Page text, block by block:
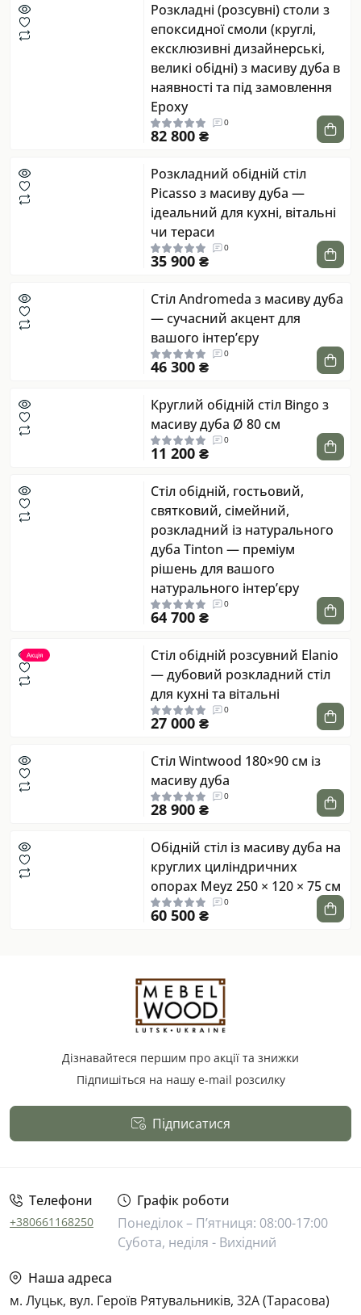
Розкладні (розсувні) столи з
епоксидної смоли (круглі,
ексклюзивні дизайнерські,
великі обідні) з масиву дуба в
наявності та під замовлення
Epoxy
0
82 800 ₴
Розкладний обідній стіл
Picasso з масиву дуба —
ідеальний для кухні, вітальні
чи тераси
0
35 900 ₴
Стіл Andromeda з масиву дуба
— сучасний акцент для
вашого інтер’єру
0
46 300 ₴
Круглий обідній стіл Bingo з
масиву дуба Ø 80 см
0
11 200 ₴
Стіл обідній, гостьовий,
святковий, сімейний,
розкладний із натурального
дуба Tinton — преміум
рішень для вашого
натурального інтер’єру
0
64 700 ₴
Акція
Стіл обідній розсувний Elanio
— дубовий розкладний стіл
для кухні та вітальні
0
27 000 ₴
Стіл Wintwood 180×90 см із
масиву дуба
0
28 900 ₴
Обідній стіл із масиву дуба на
круглих циліндричних
опорах Meyz 250 × 120 × 75 см
0
60 500 ₴
Дізнавайтеся першим про акції та знижки
Підпишіться на нашу e-mail розсилку
Підписатися
Публічна оферта
Телефони
+380661168250
Графік роботи
Понеділок – П’ятниця: 08:00-17:00
Субота, неділя - Вихідний
Наша адреса
м. Луцьк, вул. Героїв Рятувальників, 32А (Тарасова)